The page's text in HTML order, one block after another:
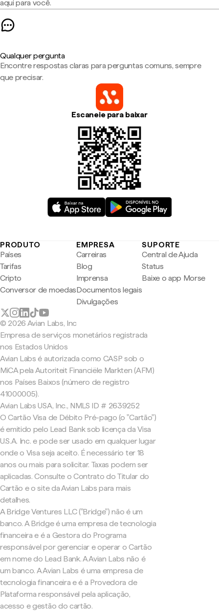
aqui para você.
Qualquer pergunta
Encontre respostas claras para perguntas comuns, sempre
que precisar.
Escaneie para baixar
PRODUTO
Países
Tarifas
Cripto
Conversor de moedas
EMPRESA
Carreiras
Blog
Imprensa
Documentos legais
Divulgações
SUPORTE
Central de Ajuda
Status
Baixe o app Morse
© 2026 Avian Labs, Inc
Empresa de serviços monetários registrada
nos Estados Unidos
Avian Labs é autorizada como CASP sob o
MiCA pela Autoriteit Financiële Markten (AFM)
nos Países Baixos (número de registro
41000005).
Avian Labs USA, Inc., NMLS ID # 2639252
O Cartão Visa de Débito Pré-pago (o "Cartão")
é emitido pelo Lead Bank sob licença da Visa
U.S.A. Inc. e pode ser usado em qualquer lugar
onde o Visa seja aceito. É necessário ter 18
anos ou mais para solicitar. Taxas podem ser
aplicadas. Consulte o Contrato do Titular do
Cartão e o site da Avian Labs para mais
detalhes.
A Bridge Ventures LLC ("Bridge") não é um
banco. A Bridge é uma empresa de tecnologia
financeira e é a Gestora do Programa
responsável por gerenciar e operar o Cartão
em nome do Lead Bank. A Avian Labs não é
um banco. A Avian Labs é uma empresa de
tecnologia financeira e é a Provedora de
Plataforma responsável pela aplicação,
acesso e gestão do cartão.